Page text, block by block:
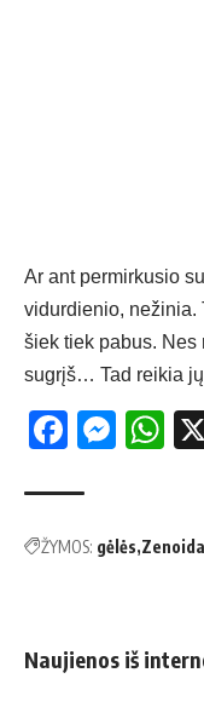
Ar ant permirkusio
vidurdienio, nežinia.
šiek tiek pabus. Nes
sugrįš… Tad reikia
ŽYMOS: gėlės
Naujienos iš